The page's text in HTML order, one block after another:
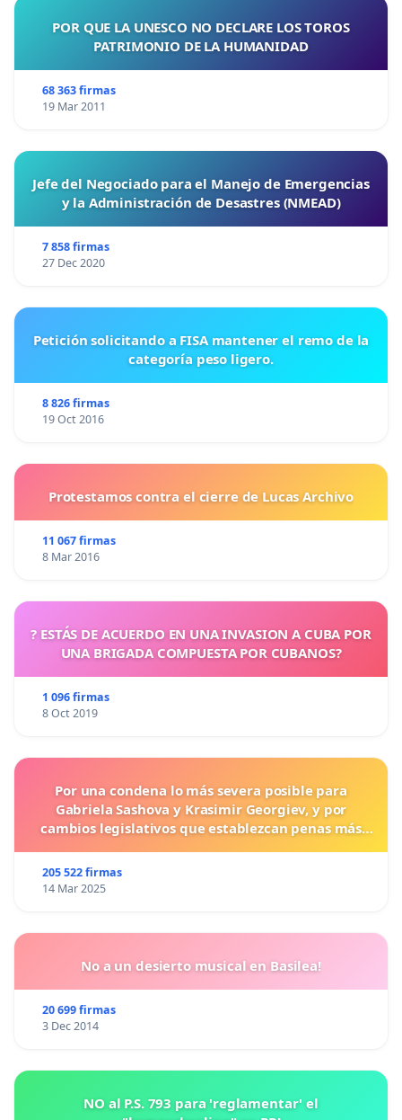
POR QUE LA UNESCO NO DECLARE LOS TOROS
PATRIMONIO DE LA HUMANIDAD
68 363 firmas
19 Mar 2011
Jefe del Negociado para el Manejo de Emergencias
y la Administración de Desastres (NMEAD)
7 858 firmas
27 Dec 2020
Petición solicitando a FISA mantener el remo de la
categoría peso ligero.
8 826 firmas
19 Oct 2016
Protestamos contra el cierre de Lucas Archivo
11 067 firmas
8 Mar 2016
? ESTÁS DE ACUERDO EN UNA INVASION A CUBA POR
UNA BRIGADA COMPUESTA POR CUBANOS?
1 096 firmas
8 Oct 2019
Por una condena lo más severa posible para
Gabriela Sashova y Krasimir Georgiev, y por
cambios legislativos que establezcan penas más
205 522 firmas
14 Mar 2025
No a un desierto musical en Basilea!
20 699 firmas
3 Dec 2014
NO al P.S. 793 para 'reglamentar' el